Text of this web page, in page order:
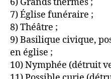
7) Église funéraire ;
8) Théâtre ;
9) Basilique civique,
en église ;
10) Nymphée (détruit